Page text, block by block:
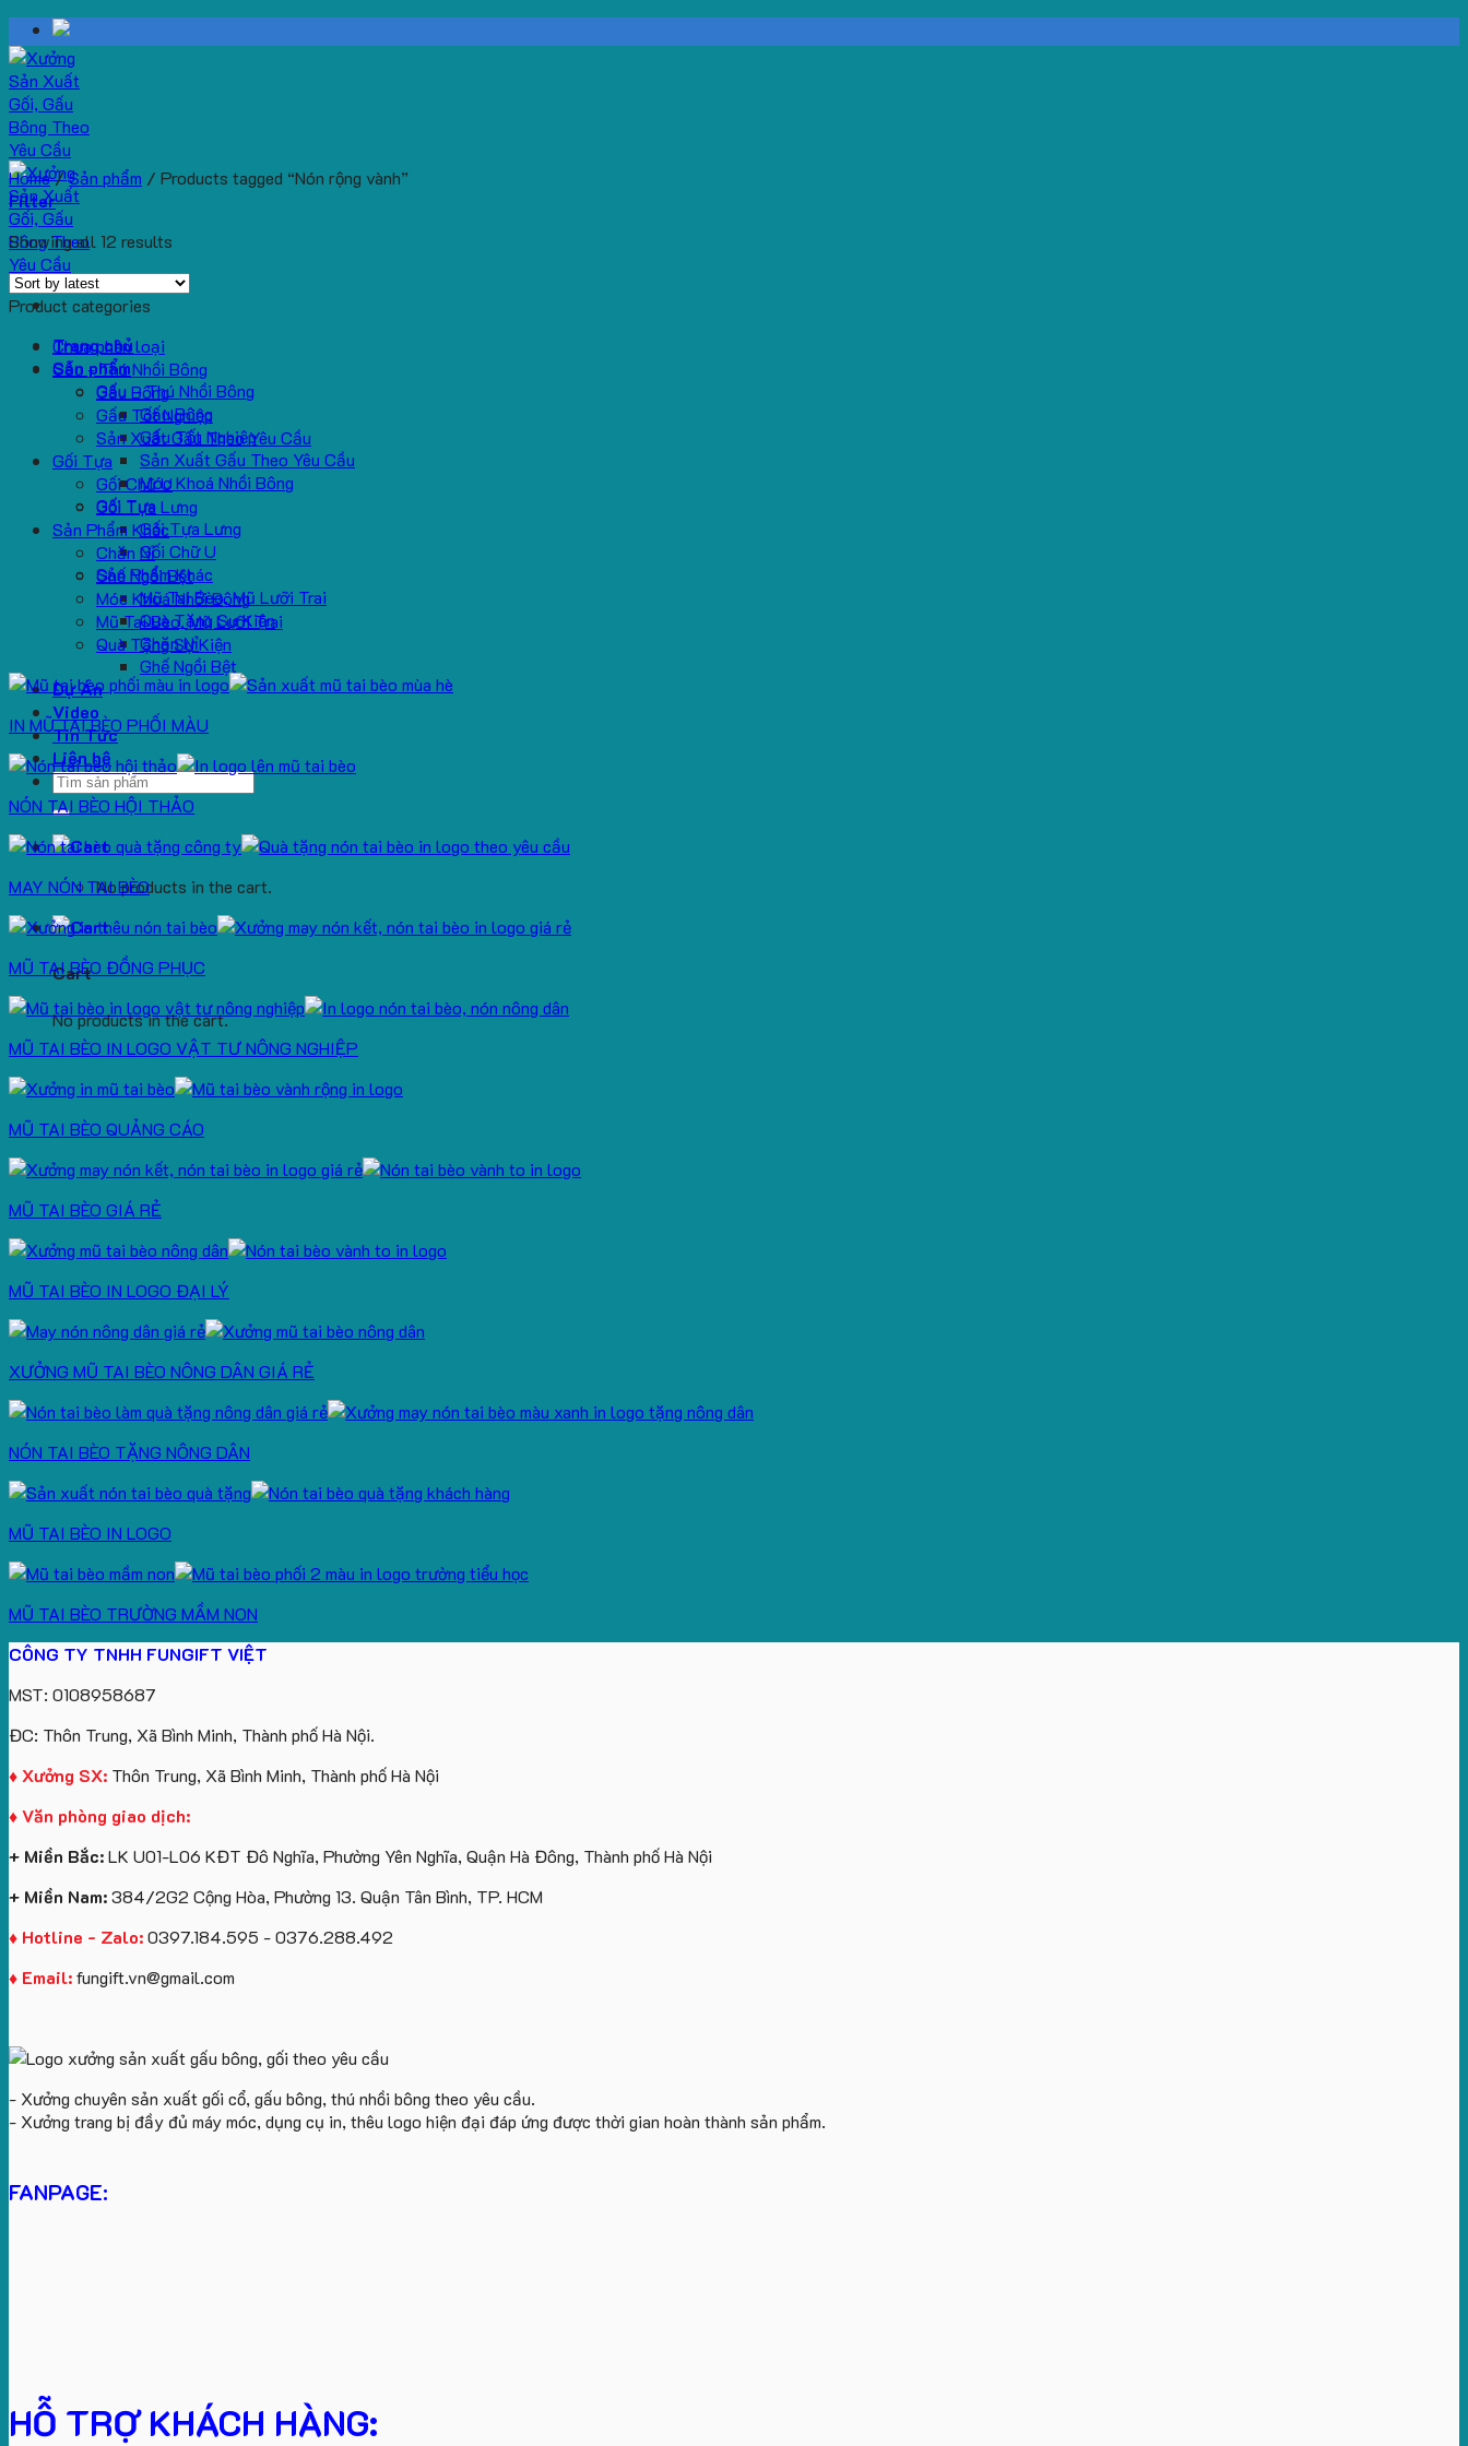
Skip
to
content
Trang chủ
Sản phẩm
Gấu – Thú Nhồi Bông
Gấu Bông
Gấu Tốt Nghiệp
Sản Xuất Gấu Theo Yêu Cầu
Móc Khoá Nhồi Bông
Gối Tựa
Gối Tựa Lưng
Gối Chữ U
Sản Phẩm Khác
Mũ Tai Bèo, Mũ Lưỡi Trai
Quà Tặng Sự Kiện
Chăn Nỉ
Ghế Ngồi Bệt
Dự Án
Video
Tin Tức
Liên hệ
Search
for:
No products in the cart.
Cart
No products in the cart.
Home/Sản phẩm / Products tagged “Nón rộng vành”
Filter
Showing all 12 results
Product categories
Chưa phân loại
Gấu - Thú Nhồi Bông
Gấu Bông
Gấu Tốt Nghiệp
Sản Xuất Gấu Theo Yêu Cầu
Gối Tựa
Gối Chữ U
Gối Tựa Lưng
Sản Phẩm Khác
Chăn Nỉ
Ghế Ngồi Bệt
Móc Khoá Nhồi Bông
Mũ Tai Bèo, Mũ Lưỡi Trai
Quà Tặng Sự Kiện
IN MŨ TAI BÈO PHỐI MÀU
NÓN TAI BÈO HỘI THẢO
MAY NÓN TAI BÈO
MŨ TAI BÈO ĐỒNG PHỤC
MŨ TAI BÈO IN LOGO VẬT TƯ NÔNG NGHIỆP
MŨ TAI BÈO QUẢNG CÁO
MŨ TAI BÈO GIÁ RẺ
MŨ TAI BÈO IN LOGO ĐẠI LÝ
XƯỞNG MŨ TAI BÈO NÔNG DÂN GIÁ RẺ
NÓN TAI BÈO TẶNG NÔNG DÂN
MŨ TAI BÈO IN LOGO
MŨ TAI BÈO TRƯỜNG MẦM NON
CÔNG TY TNHH FUNGIFT VIỆT
MST: 0108958687
ĐC: Thôn Trung, Xã Bình Minh, Thành phố Hà Nội.
♦ Xưởng SX: Thôn Trung, Xã Bình Minh, Thành phố Hà Nội
♦ Văn phòng giao dịch:
+ Miền Bắc:LK U01-L06 KĐT Đô Nghĩa, Phường Yên Nghĩa, Quận Hà Đông, Thành phố Hà Nội
+ Miền Nam:384/2G2 Cộng Hòa, Phường 13. Quận Tân Bình, TP. HCM
♦ Hotline - Zalo:0397.184.595 - 0376.288.492
♦ Email:fungift.vn@gmail.com
- Xưởng chuyên sản xuất gối cổ, gấu bông, thú nhồi bông theo yêu cầu.
- Xưởng trang bị đầy đủ máy móc, dụng cụ in, thêu logo hiện đại đáp ứng được thời gian hoàn thành sản phẩm.
FANPAGE:
HỖ TRỢ KHÁCH HÀNG: